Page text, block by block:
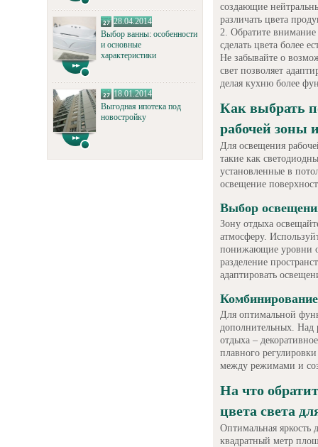
28.04.2014
Выбор ванны: особенности
и основные
характеристики
18.01.2014
Выгодная ипотека под
новостройку
создающие
различать цвета
Обратите внимание
сделать цвета более
Не забывайте о
свет позволяет
делая кухню более
Как выбрать
рабочей зоны
Для освещения
такие как
установленные в
освещение
Выбор
Зону отдыха
атмосферу.
понижающие уровни
разделение
адаптировать
Для оптимальной
дополнительных. Над
отдыха –
плавного
между режимами и
На что
цвета света
Оптимальная яркость
квадратный метр